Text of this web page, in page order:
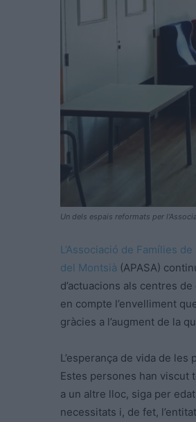
Un dels espais reformats per
L’Associació de Famílies
del Montsià (APASA)
d’actuacions als centres
en compte l’envelliment
gràcies a l’augment de la
L’esperança de vida de
Estes persones han viscut
a un altre lloc, siga per
necessitats i, de fet,